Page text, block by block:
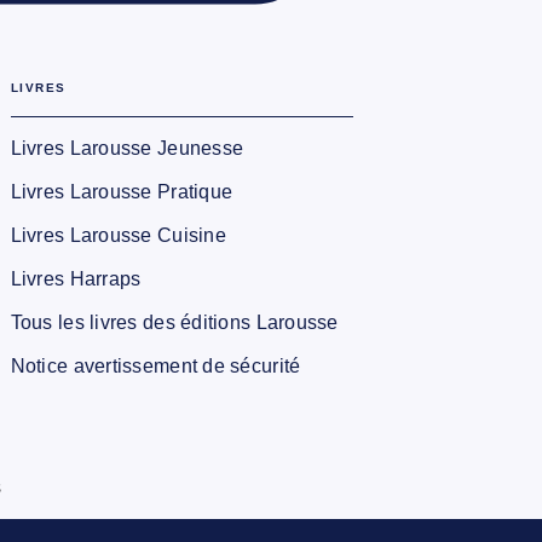
LIVRES
Livres Larousse Jeunesse
Livres Larousse Pratique
Livres Larousse Cuisine
Livres Harraps
Tous les livres des éditions Larousse
Notice avertissement de sécurité